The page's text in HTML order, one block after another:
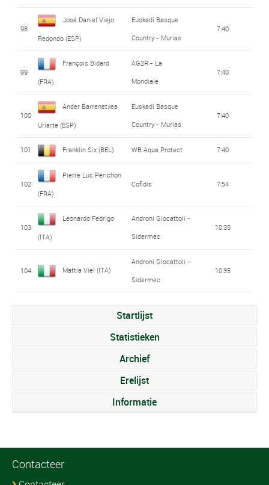
98
José Daniel Viejo
Redondo (ESP)
Euskadi Basque
Country - Murias
7:40
99
François Bidard
(FRA)
AG2R - La
Mondiale
7:40
100
Ander Barrenetxea
Uriarte (ESP)
Euskadi Basque
Country - Murias
7:40
101 Franklin Six (BEL) WB Aqua Protect 7:40
102
Pierre Luc Périchon
(FRA)
Cofidis 7:54
103
Leonardo Fedrigo
(ITA)
Androni Giocattoli -
Sidermec
10:35
104 Mattia Viel (ITA)
Androni Giocattoli -
Sidermec
10:35
Startlijst
Statistieken
Archief
Erelijst
Informatie
Contacteer